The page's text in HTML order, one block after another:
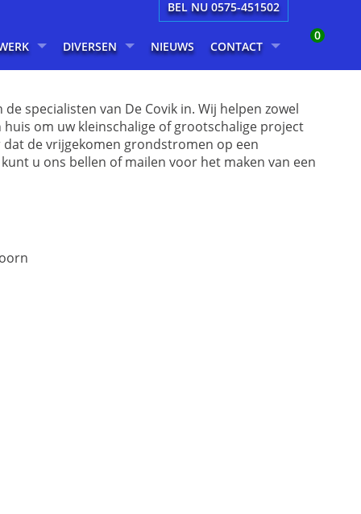
DIVERSEN NIEUWS CONTACT
BEL NU 0575-451502
0
specialisten van De Covik in. Wij helpen zowel
om uw kleinschalige of grootschalige project
de vrijgekomen grondstromen op een
u ons bellen of mailen voor het maken van een